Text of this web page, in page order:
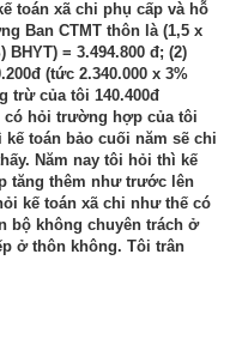
toán xã chi phụ cấp và hỗ
Ban CTMT thôn là (1,5 x
BHYT) = 3.494.800 đ; (2)
(tức 2.340.000 x 3%
trừ của tôi 140.400đ
có hỏi trường hợp của tôi
toán bảo cuối năm sẽ chi
Năm nay tôi hỏi thì kế
tăng thêm như trước lên
kế toán xã chi như thế có
bộ không chuyên trách ở
ở thôn không. Tôi trân